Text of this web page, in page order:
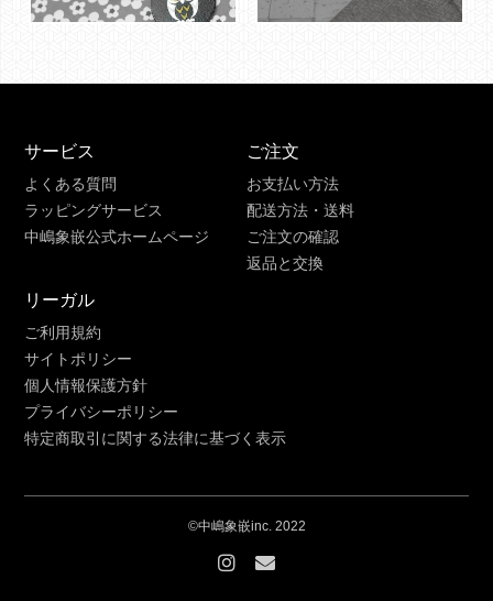
サービス
よくある質問
ラッピングサービス
中嶋象嵌公式ホームページ
ご注文
お支払い方法
配送方法・送料
ご注文の確認
返品と交換
リーガル
ご利用規約
サイトポリシー
個人情報保護方針
プライバシーポリシー
特定商取引に関する法律に基づく表示
©中嶋象嵌inc. 2022